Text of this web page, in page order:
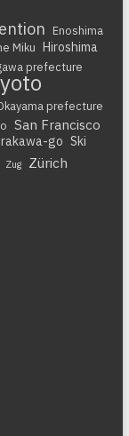
Enoshima
Miku Hiroshima
prefecture
prefecture
San Francisco
go Ski
Zug Zürich